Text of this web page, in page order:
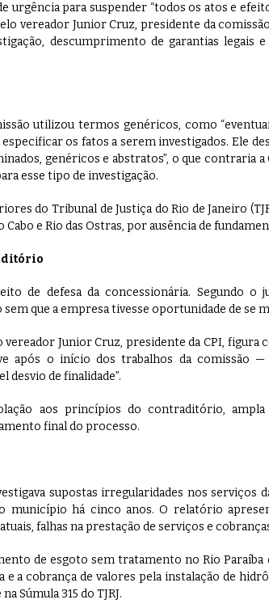
urgência para suspender “todos os atos e
vereador Junior Cruz, presidente da
descumprimento de garantias legais
utilizou termos genéricos, como
os fatos a serem investigados. Ele
genéricos e abstratos”, o que contraria a
esse tipo de investigação.
do Tribunal de Justiça do Rio de Janeiro
Cabo e Rio das Ostras, por ausência de
de defesa da concessionária. Segundo o
que a empresa tivesse oportunidade de se
Junior Cruz, presidente da CPI, figura
após o início dos trabalhos da comissão —
desvio de finalidade”.
aos princípios do contraditório, ampla
final do processo.
supostas irregularidades nos serviços
município há cinco anos. O relatório
falhas na prestação de serviços e
de esgoto sem tratamento no Rio Paraíba
a cobrança de valores pela instalação de
Súmula 315 do TJRJ.